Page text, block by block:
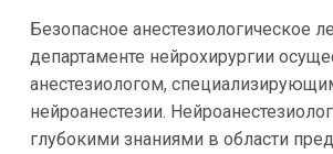
Безопасное анестезиологическое
департаменте нейрохирургии
анестезиологом,
нейроанестезии.
глубокими знаниями в области